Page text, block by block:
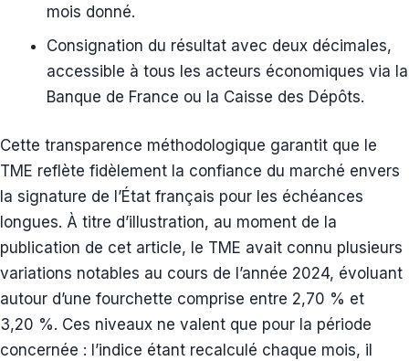
mois donné.
Consignation du résultat avec deux décimales,
accessible à tous les acteurs économiques via la
Banque de France ou la Caisse des Dépôts.
Cette transparence méthodologique garantit que le
TME reflète fidèlement la confiance du marché envers
la signature de l’État français pour les échéances
longues. À titre d’illustration, au moment de la
publication de cet article, le TME avait connu plusieurs
variations notables au cours de l’année 2024, évoluant
autour d’une fourchette comprise entre 2,70 % et
3,20 %. Ces niveaux ne valent que pour la période
concernée : l’indice étant recalculé chaque mois, il